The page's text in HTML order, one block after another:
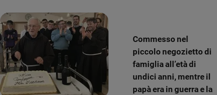
del
giorno
Santo
del
giorno
Società
Commesso nel
piccolo negozietto di
famiglia all’età di
undici anni, mentre il
papà era in guerra e la